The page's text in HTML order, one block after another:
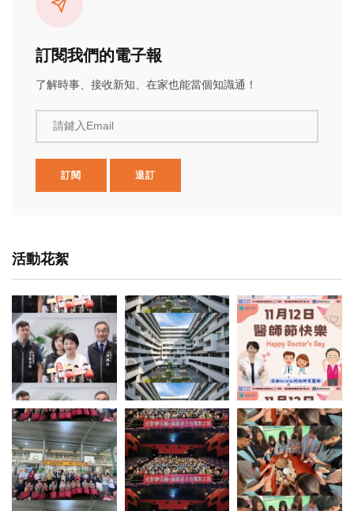
訂閱我們的電子報
了解時事、接收新知、在家也能當個知識通！
請鍵入Email
訂閱 退訂
活動花絮